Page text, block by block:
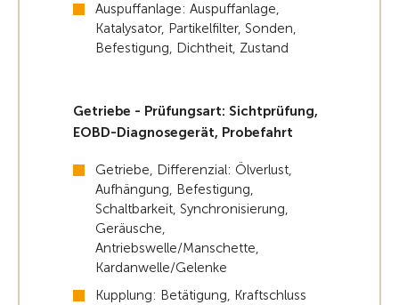
Auspuffanlage: Auspuffanlage,
Katalysator, Partikelfilter, Sonden,
Befestigung, Dichtheit, Zustand
Getriebe - Prüfungsart: Sichtprüfung,
EOBD-Diagnosegerät, Probefahrt
Getriebe, Differenzial: Ölverlust,
Aufhängung, Befestigung,
Schaltbarkeit, Synchronisierung,
Geräusche,
Antriebswelle/Manschette,
Kardanwelle/Gelenke
Kupplung: Betätigung, Kraftschluss